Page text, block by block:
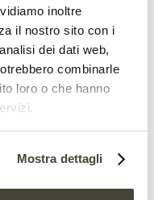
inoltre
il nostro sito con i
dei dati web,
combinarle
loro o che hanno
Mostra dettagli
anche
scuole e
. Che, non
in
alla tutela